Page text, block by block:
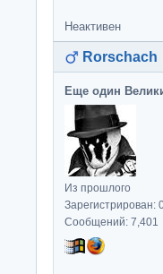
Неактивен
Rorschach
Еще один
Из прошлого
Зарегистрирован:
Сообщений: 7,401